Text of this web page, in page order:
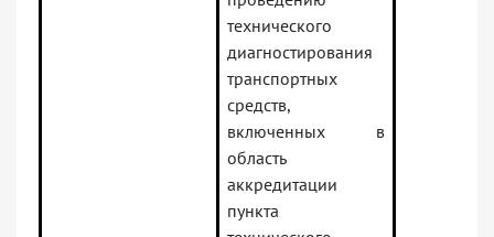
технического
диагностирования
транспортных
средств,
включенных в
область
аккредитации
пункта